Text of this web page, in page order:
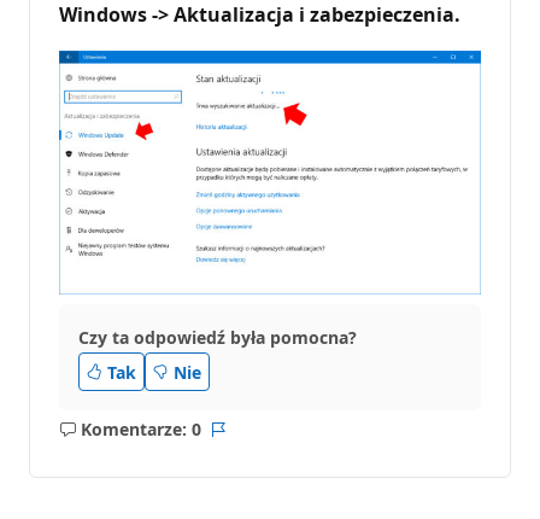
Windows -> Aktualizacja i zabezpieczenia.
Czy ta odpowiedź była pomocna?
Tak
Nie
Komentarze: 0
Brak
Raport